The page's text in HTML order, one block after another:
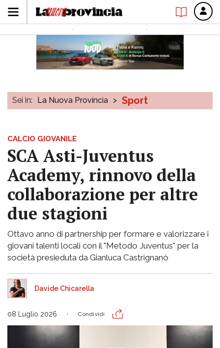
Sei in: La Nuova Provincia > Sport
CALCIO GIOVANILE
SCA Asti-Juventus
Academy, rinnovo della
collaborazione per altre
due stagioni
Ottavo anno di partnership per formare e valorizzare i
giovani talenti locali con il "Metodo Juventus" per la
società presieduta da Gianluca Castrignanò
Davide Chicarella
08 Luglio 2026 Condividi